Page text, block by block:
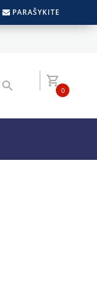
PARAŠYKITE
0